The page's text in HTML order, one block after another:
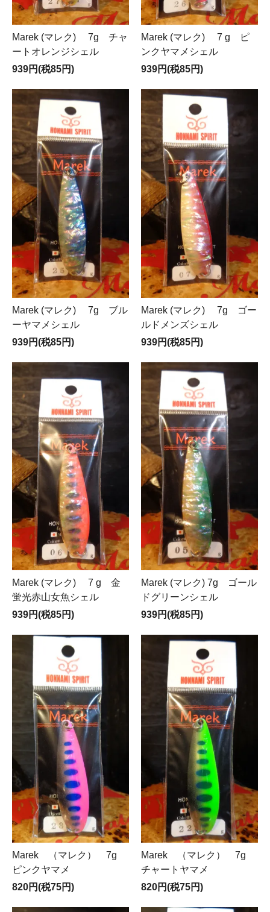
Marek (マレク) 7g チャ
ートオレンジシェル
939円(税85円)
Marek (マレク) 7 g ピ
ンクヤマメシェル
939円(税85円)
Marek (マレク) 7g ブル
ーヤマメシェル
939円(税85円)
Marek (マレク) 7g ゴー
ルドメンズシェル
939円(税85円)
Marek (マレク) 7 g 金
蛍光赤山女魚シェル
939円(税85円)
Marek (マレク) 7g ゴール
ドグリーンシェル
939円(税85円)
Marek （マレク） 7g
ピンクヤマメ
820円(税75円)
Marek （マレク） 7g
チャートヤマメ
820円(税75円)